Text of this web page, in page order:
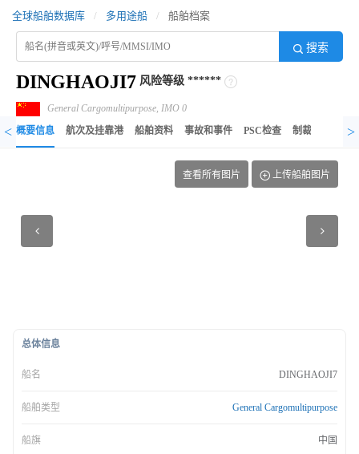
全球船舶数据库 / 多用途船 / 船舶档案
搜索
DINGHAOJI7 风险等级 ******
General Cargomultipurpose, IMO 0
< 概要信息 航次及挂靠港 船舶资料 事故和事件 PSC检查 制裁记录 异
>
总体信息
船名 DINGHAOJI7
船舶类型 General Cargomultipurpose
船旗 中国
查看所有图片 上传船舶图片